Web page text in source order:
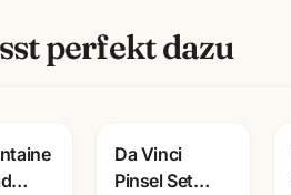
perfekt dazu
Da Vinci
Pinsel Set